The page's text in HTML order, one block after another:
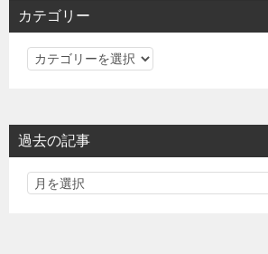
カテゴリー
カ
リ
ー
過去の記事